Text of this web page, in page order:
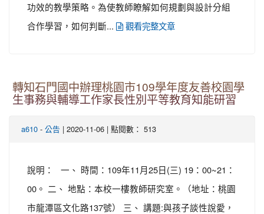
功效的教學策略。為使教師瞭解如何規劃與設計分組
合作學習，如何判斷...
觀看完整文章
轉知石門國中辦理桃園市109學年度友善校園學
生事務與輔導工作家長性別平等教育知能研習
a610 - 公告 | 2020-11-06 | 點閱數： 513
說明： 一、 時間：109年11月25日(三) 19：00~21：
00。 二、 地點：本校一樓教師研究室。（地址：桃園
市龍潭區文化路137號） 三、 講題:與孩子談性說愛，